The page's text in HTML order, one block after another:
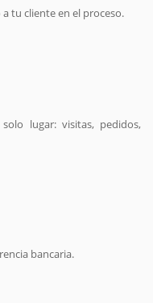
tu cliente en el proceso.
lugar: visitas, pedidos,
bancaria.